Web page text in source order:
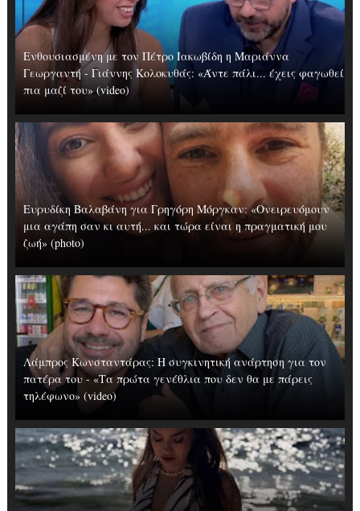
Ενθουσιασμένη με τον Πέτρο Ιακωβίδη η Μαριάννα
Γεωργαντή - Γιάννης Κολοκυθάς: «Άντε πάλι... έχεις φαγωθεί
πια μαζί του» (video)
Ευρυδίκη Βαλαβάνη για Γρηγόρη Μόργκαν: «Oνειρευόμουν
μια αγάπη σαν κι αυτή... και τώρα είναι η πραγματική μου
ζωή» (photo)
Λάμπρος Κωνσταντάρας: H συγκινητική ανάρτηση για τον
πατέρα του - «Τα πρώτα γενέθλια που δεν θα με πάρεις
τηλέφωνο» (video)